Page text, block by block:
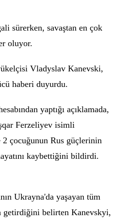
sürerken, savaştan en çok
oluyor.
Vladyslav Kanevski,
haberi duyurdu.
yaptığı açıklamada,
Ferzeliyev isimli
2 çocuğunun Rus güçlerinin
kaybettiğini bildirdi.
Ukrayna'da yaşayan tüm
getirdiğini belirten Kanevskyi,